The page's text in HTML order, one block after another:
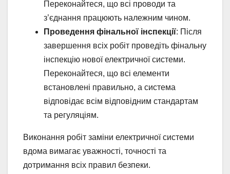
Переконайтеся, що всі проводи та
з’єднання працюють належним чином.
Проведення фінальної інспекції: Після
завершення всіх робіт проведіть фінальну
інспекцію нової електричної системи.
Переконайтеся, що всі елементи
встановлені правильно, а система
відповідає всім відповідним стандартам
та регуляціям.
Виконання робіт заміни електричної системи
вдома вимагає уважності, точності та
дотримання всіх правил безпеки.